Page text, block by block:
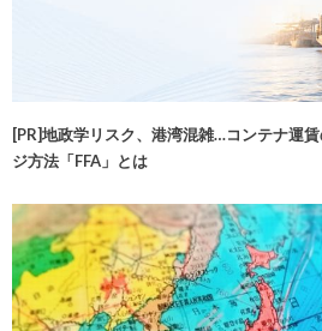
[PR]地政学リスク、港湾混雑…コンテナ運
ジ方法「FFA」とは